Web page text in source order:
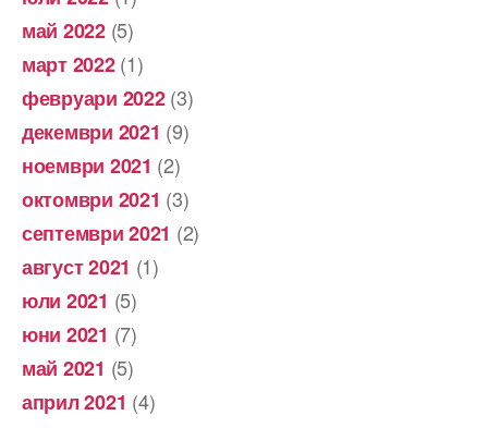
май 2022(5)
март 2022(1)
февруари 2022(3)
декември 2021 (9)
ноември 2021 (2)
октомври 2021 (3)
септември 2021 (2)
август 2021 (1)
юли 2021 (5)
юни 2021 (7)
май 2021 (5)
април 2021 (4)